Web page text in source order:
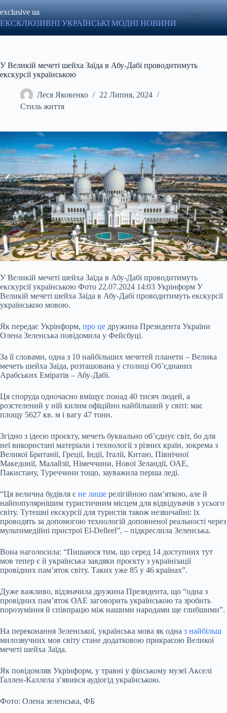
до
вмісту
exclusive ua
ЕКСКЛЮЗИВНІ УКРАЇНСЬКІ МОДНІ НОВИНИ
У Великій мечеті шейха Заїда в Абу-Дабі проводитимуть
екскурсії українською
Леся Яковенко
22 Липня, 2024
Стиль життя
У Великій мечеті шейха Заїда в Абу-Дабі проводитимуть
екскурсії українською Фото 22.07.2024 14:03 Укрінформ У
Великій мечеті шейха Заїда в Абу-Дабі проводитимуть екскурсії
українською мовою.
Як передає Укрінформ, про це дружина Президента України
Олена Зеленська повідомила у Фейсбуці.
За її словами, одна з 10 найбільших мечетей планети – Велика
мечеть шейха Заїда, розташована у столиці Об’єднаних
Арабських Еміратів – Абу-Дабі.
Ця споруда одночасно вміщує понад 40 тисяч людей, а
розстелений у ній килим офіційно найбільший у світі: має
площу 5627 кв. м і вагу 47 тонн.
Згідно з ідеєю проєкту, мечеть буквально об’єднує світ, бо для
неї використані матеріали і технології з різних країн, зокрема з
Великої Британії, Греції, Індії, Італії, Китаю, Північної
Македонії, Малайзії, Німеччини, Нової Зеландії, ОАЕ,
Пакистану, Туреччини тощо, зауважила перша леді.
“Ця велична будівля є не лише релігійною пам’яткою, але й
найпопулярнішим туристичним місцем для відвідувачів з усього
світу. Тутешні екскурсії для туристів також незвичайні: їх
проводять за допомогою технологій доповненої реальності через
мультимедійні пристрої El-Delleel”, – підкреслила Зеленська.
Вона наголосила: “Пишаюся тим, що серед 14 доступних тут
мов тепер є й українська завдяки проєкту з українізації
провідних пам’яток світу. Таких уже 85 у 46 країнах”.
Дуже важливо, відзначила дружина Президента, що “одна з
провідних пам’яток ОАЕ заговорить українською та зробить
порозуміння й співпрацю між нашими народами ще глибшими”.
На переконання Зеленської, українська мова як одна з найбільш
милозвучних мов світу стане додатковою прикрасою Великої
мечеті шейха Заїда.
Як повідомляв Укрінформ, у травні у фінському музеї Акселі
Ґаллен-Каллела з’явився аудіогід українською.
Фото: Олена зеленська, ФБ